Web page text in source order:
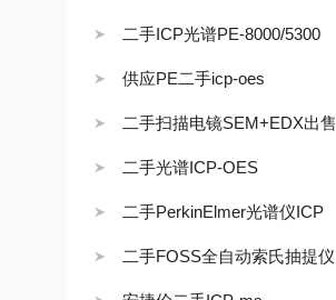
二手ICP光谱PE-8000/5300
供应PE二手icp-oes
二手扫描电镜SEM+EDX出售
二手光谱ICP-OES
二手PerkinElmer光谱仪ICP
二手FOSS全自动索氏抽提仪